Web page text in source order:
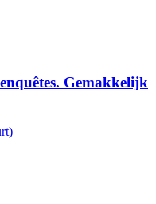
Gemakkelijk